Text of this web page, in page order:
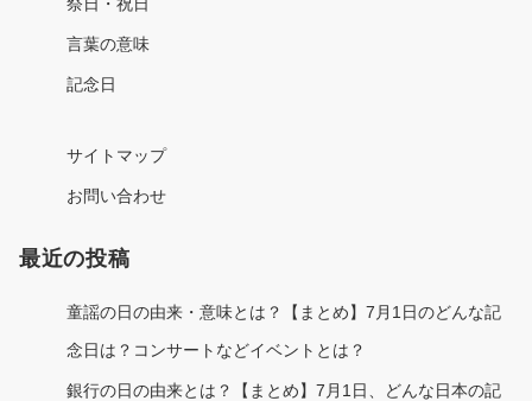
言葉の意味
記念日
サイトマップ
お問い合わせ
最近の投稿
童謡の日の由来・意味とは？【まとめ】7月1日のどんな記
念日は？コンサートなどイベントとは？
銀行の日の由来とは？【まとめ】7月1日、どんな日本の記